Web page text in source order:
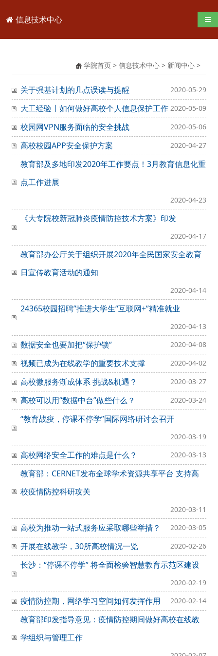
信息技术中心 导
学院首页 > 信息技术中心 > 新闻中心 >
关于强基计划的几点误读与提醒 2020-05-29
大工经验丨如何做好高校个人信息保护工作 2020-05-09
校园网VPN服务面临的安全挑战 2020-05-06
高校校园APP安全保护方案 2020-04-27
教育部及多地印发2020年工作要点！3月教育信息化重
点工作进展
2020-04-23
《大专院校新冠肺炎疫情防控技术方案》印发
2020-04-17
教育部办公厅关于组织开展2020年全民国家安全教育
日宣传教育活动的通知
2020-04-14
24365校园招聘”推进大学生“互联网+”精准就业
2020-04-13
数据安全也要加把“保护锁” 2020-04-08
视频已成为在线教学的重要技术支撑 2020-04-02
高校微服务渐成体系 挑战&机遇？ 2020-03-27
高校可以用“数据中台”做些什么？ 2020-03-24
“教育战疫，停课不停学”国际网络研讨会召开
2020-03-19
高校网络安全工作的难点是什么？ 2020-03-13
教育部：CERNET发布全球学术资源共享平台 支持高
校疫情防控科研攻关
2020-03-11
高校为推动一站式服务应采取哪些举措？ 2020-03-05
开展在线教学，30所高校情况一览 2020-02-26
长沙：“停课不停学” 将全面检验智慧教育示范区建设
2020-02-19
疫情防控期，网络学习空间如何发挥作用 2020-02-14
教育部印发指导意见：疫情防控期间做好高校在线教
学组织与管理工作